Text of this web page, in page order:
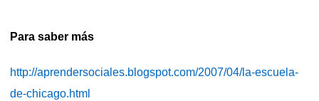
Para saber más
http://aprendersociales.blogspot.com/2007/04/la-escuela-
de-chicago.html